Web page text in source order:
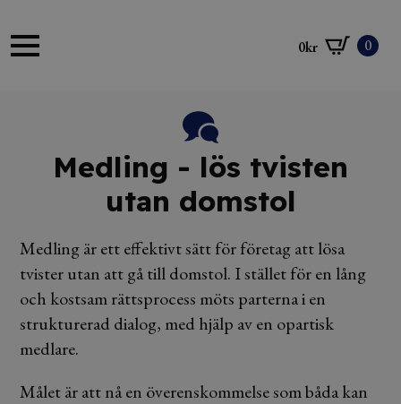
0kr 0
Medling - lös tvisten
utan domstol
Medling är ett effektivt sätt för företag att lösa
tvister utan att gå till domstol. I stället för en lång
och kostsam rättsprocess möts parterna i en
strukturerad dialog, med hjälp av en opartisk
medlare.
Målet är att nå en överenskommelse som båda kan